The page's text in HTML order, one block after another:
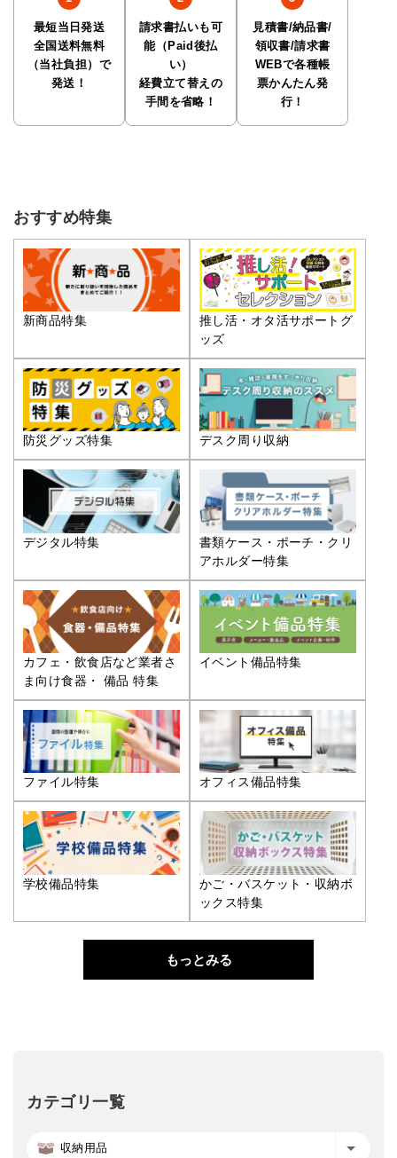
最短当日発送
全国送料無料
（当社負担）で
発送！
請求書払いも可
能（Paid後払
い）
経費立て替えの
手間を省略！
見積書/納品書/
領収書/請求書
WEBで各種帳
票かんたん発
行！
おすすめ特集
新商品特集
推し活・オタ活サポートグ
ッズ
防災グッズ特集 デスク周り収納
デジタル特集
書類ケース・ポーチ・クリ
アホルダー特集
カフェ・飲食店など業者さ
ま向け食器・ 備品 特集
イベント備品特集
ファイル特集 オフィス備品特集
学校備品特集
かご・バスケット・収納ボ
ックス特集
もっとみる
カテゴリ一覧
収納用品